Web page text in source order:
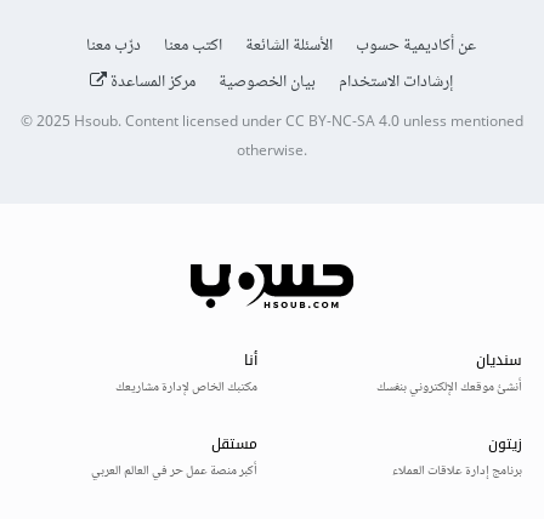
عن أكاديمية حسوب الأسئلة الشائعة اكتب معنا
درّب معنا
إرشادات الاستخدام
بيان الخصوصية مركز المساعدة
© 2025Hsoub.Content licensed underCC BY-NC-SA 4.0unless mentioned
otherwise.